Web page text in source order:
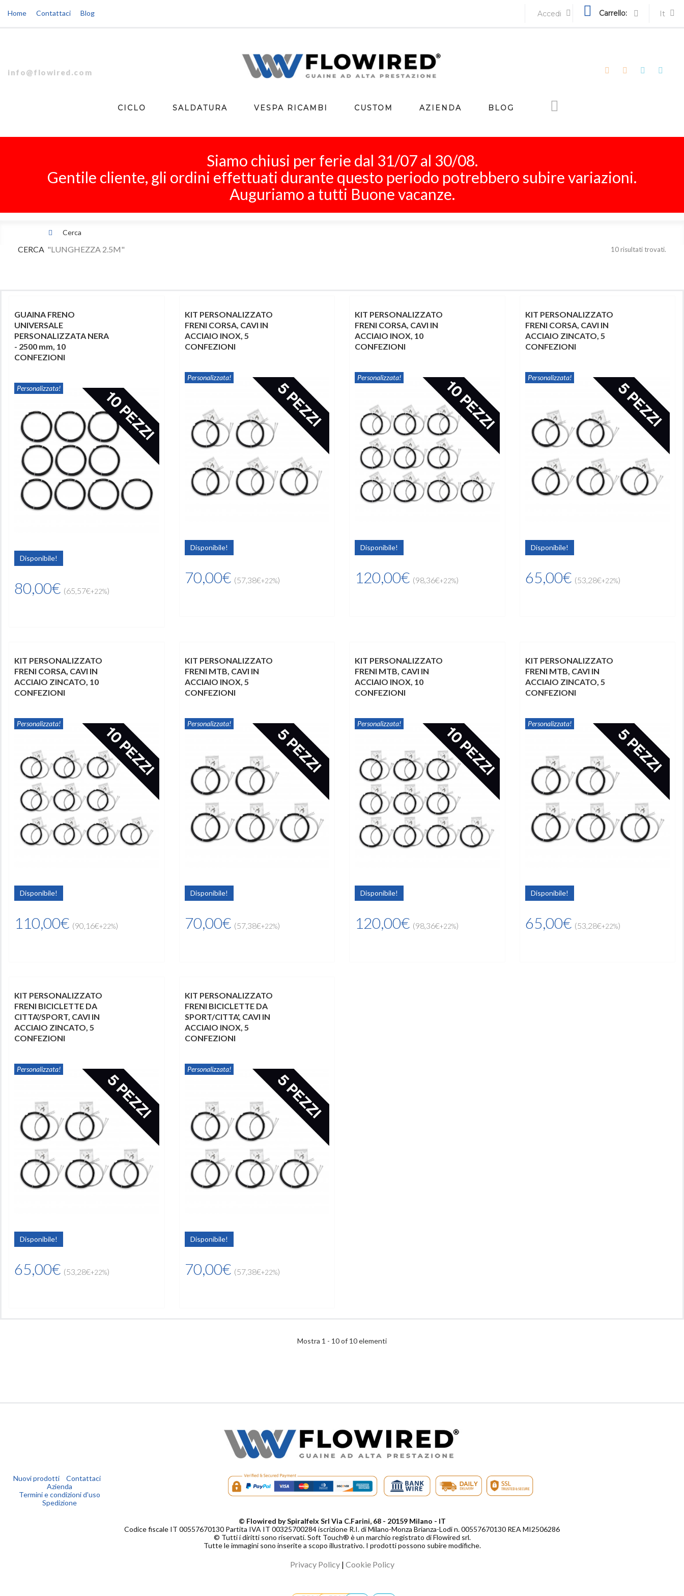
Home Contattaci Blog It
Carrello:
Accedi
info@flowired.com
CICLO SALDATURA VESPA RICAMBI CUSTOM AZIENDA BLOG
Siamo chiusi per ferie dal 31/07 al 30/08.
Gentile cliente, gli ordini effettuati durante questo periodo potrebbero subire variazioni.
Auguriamo a tutti Buone vacanze.
Cerca
CERCA "LUNGHEZZA 2.5M" 10 risultati trovati.
GUAINA FRENO
UNIVERSALE
PERSONALIZZATA NERA
- 2500 mm, 10
CONFEZIONI
Personalizzata!
Disponibile!
80,00€ (65,57€+22%)
KIT PERSONALIZZATO
FRENI CORSA, CAVI IN
ACCIAIO INOX, 5
CONFEZIONI
Personalizzata!
Disponibile!
70,00€ (57,38€+22%)
KIT PERSONALIZZATO
FRENI CORSA, CAVI IN
ACCIAIO INOX, 10
CONFEZIONI
Personalizzata!
Disponibile!
120,00€ (98,36€+22%)
KIT PERSONALIZZATO
FRENI CORSA, CAVI IN
ACCIAIO ZINCATO, 5
CONFEZIONI
Personalizzata!
Disponibile!
65,00€ (53,28€+22%)
KIT PERSONALIZZATO
FRENI CORSA, CAVI IN
ACCIAIO ZINCATO, 10
CONFEZIONI
Personalizzata!
Disponibile!
110,00€ (90,16€+22%)
KIT PERSONALIZZATO
FRENI MTB, CAVI IN
ACCIAIO INOX, 5
CONFEZIONI
Personalizzata!
Disponibile!
70,00€ (57,38€+22%)
KIT PERSONALIZZATO
FRENI MTB, CAVI IN
ACCIAIO INOX, 10
CONFEZIONI
Personalizzata!
Disponibile!
120,00€ (98,36€+22%)
KIT PERSONALIZZATO
FRENI MTB, CAVI IN
ACCIAIO ZINCATO, 5
CONFEZIONI
Personalizzata!
Disponibile!
65,00€ (53,28€+22%)
KIT PERSONALIZZATO
FRENI BICICLETTE DA
CITTA'/SPORT, CAVI IN
ACCIAIO ZINCATO, 5
CONFEZIONI
Personalizzata!
Disponibile!
65,00€ (53,28€+22%)
KIT PERSONALIZZATO
FRENI BICICLETTE DA
SPORT/CITTA', CAVI IN
ACCIAIO INOX, 5
CONFEZIONI
Personalizzata!
Disponibile!
70,00€ (57,38€+22%)
Mostra 1 - 10 of 10 elementi
Nuovi prodotti
Contattaci
Azienda
Termini e condizioni d'uso
Spedizione
© Flowired by Spiralfelx Srl Via C.Farini, 68 - 20159 Milano - IT
Codice fiscale IT 00557670130 Partita IVA IT 00325700284 iscrizione R.I. di Milano-Monza Brianza-Lodi n. 00557670130 REA MI2506286
© Tutti i diritti sono riservati. Soft Touch® è un marchio registrato di Flowired srl.
Tutte le immagini sono inserite a scopo illustrativo. I prodotti possono subire modifiche.
Privacy Policy| Cookie Policy